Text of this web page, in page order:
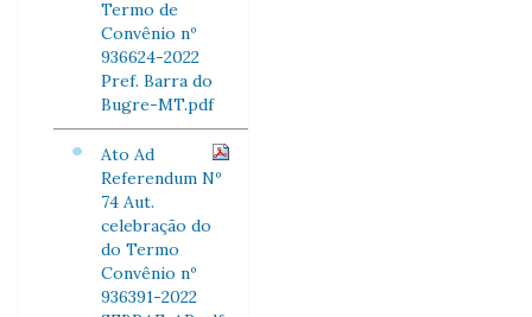
Termo de
Convênio nº
936624-2022
Pref. Barra do
Bugre-MT.pdf
Ato Ad
Referendum Nº
74 Aut.
celebração do
do Termo
Convênio nº
936391-2022